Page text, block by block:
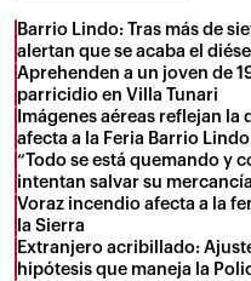
Barrio Lindo: Tras más de
alertan que se acaba el
Aprehenden a un joven de
parricidio en Villa Tunari
Imágenes aéreas reflejan
afecta a la Feria Barrio Lindo
“Todo se está quemando y
intentan salvar su
Voraz incendio afecta a la
la Sierra
Extranjero acribillado:
hipótesis que maneja la